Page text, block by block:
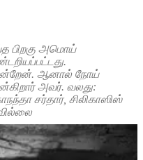
பிறகு அமொய்
ஆனால் நோய்
அவர். வலது:
சர்தார், சிலிகாஸிஸ்